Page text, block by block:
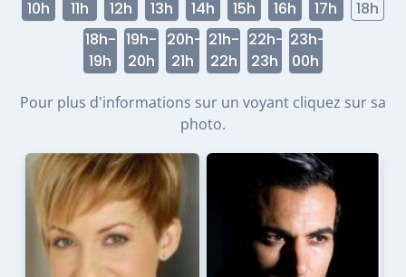
10h
11h
12h
13h
14h
15h
16h
17h
18h
18h-
19h
19h-
20h
20h-
21h
21h-
22h
22h-
23h
23h-
00h
Pour plus d'informations sur un voyant cliquez sur sa
photo.